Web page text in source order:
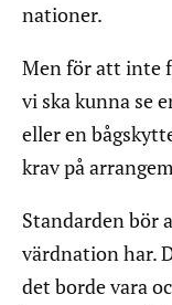
nationer.
Men för att inte
vi ska kunna se
eller en
krav på
Standarden bör
värdnation har.
det borde vara